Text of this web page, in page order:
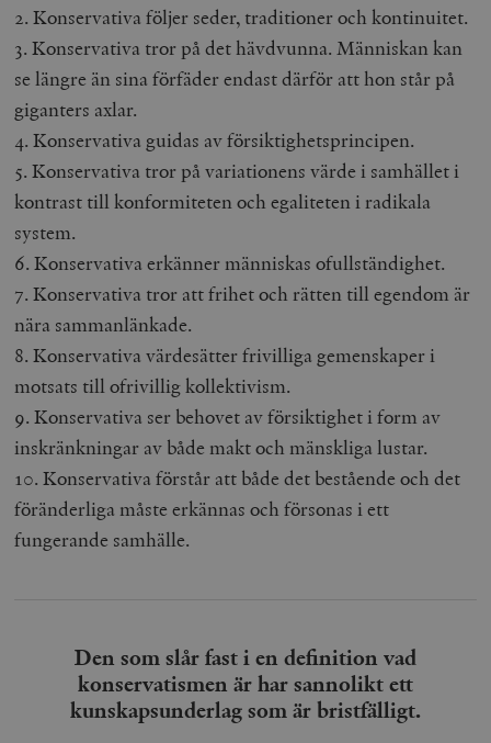
2. Konservativa följer seder, traditioner och kontinuitet.
3. Konservativa tror på det hävdvunna. Människan kan
se längre än sina förfäder endast därför att hon står på
giganters axlar.
4. Konservativa guidas av försiktighetsprincipen.
5. Konservativa tror på variationens värde i samhället i
kontrast till konformiteten och egaliteten i radikala
system.
6. Konservativa erkänner människas ofullständighet.
7. Konservativa tror att frihet och rätten till egendom är
nära sammanlänkade.
8. Konservativa värdesätter frivilliga gemenskaper i
motsats till ofrivillig kollektivism.
9. Konservativa ser behovet av försiktighet i form av
inskränkningar av både makt och mänskliga lustar.
10. Konservativa förstår att både det bestående och det
föränderliga måste erkännas och försonas i ett
fungerande samhälle.
Den som slår fast i en definition vad
konservatismen är har sannolikt ett
kunskapsunderlag som är bristfälligt.